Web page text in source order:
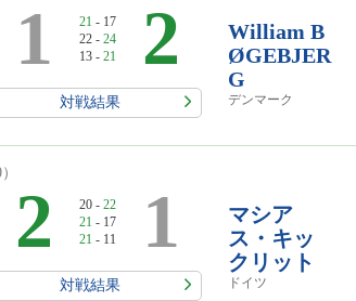
1 21 - 17
22 - 24
13 - 21 2
対戦結果
William B
ØGEBJER
G
デンマーク
2 20 - 22
21 - 17
21 - 11 1
対戦結果
マシア
ス・キッ
クリット
ドイツ